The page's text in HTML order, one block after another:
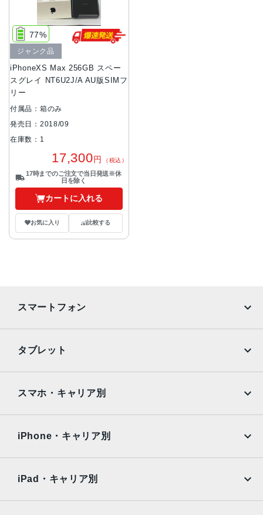
iPhoneXS Max 256GB スペー
スグレイ NT6U2J/A AU版SIMフ
リー
77%
ジャンク品
付属品：箱のみ
発売日：2018/09
在庫数：1
17,300円 （税込）
17時までのご注文で当日発送※休
日を除く
カートに入れる
お気に入り 比較する
スマートフォン
AQUOS
OPPO Android
タブレット
Surface
Xiaomi Tablet
スマホ・キャリア別
Ymobile
UQmobile
iPhone・キャリア別
iPad・キャリア別